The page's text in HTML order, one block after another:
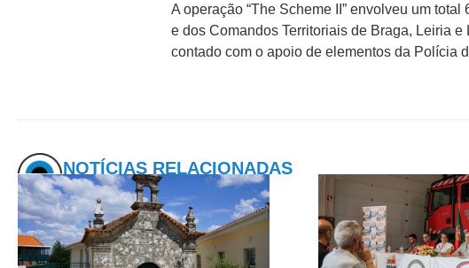
A operação “The Scheme II” envolveu um
e dos Comandos Territoriais de Braga, Leiria
contado com o apoio de elementos da Polícia
NOTÍCIAS RELACIONADAS